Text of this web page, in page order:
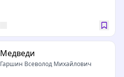
Медведи
Гаршин Всеволод Михайлович